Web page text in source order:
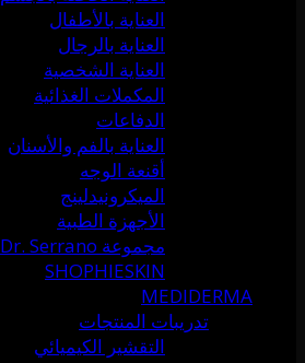
العناية بالأطفال
العناية بالرجال
العناية الشخصية
المكملات الغذائية
الدفاعات
العناية بالفم والأسنان
أقنعة الوجه
الميكرونيدلينج
الأجهزة الطبية
مجموعة Dr. Serrano
SHOPHIESKIN
MEDIDERMA
تدريبات المنتجات
التقشير الكيميائي